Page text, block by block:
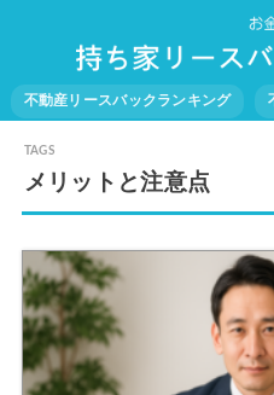
不動産リースバックランキング
メリットと注意点